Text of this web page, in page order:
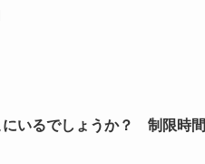
にいるでしょうか？ 制限時間